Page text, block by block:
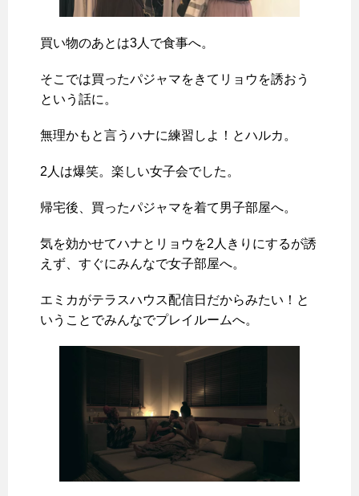
買い物のあとは3人で食事へ。
そこでは買ったパジャマをきてリョウを誘おう
という話に。
無理かもと言うハナに練習しよ！とハルカ。
2人は爆笑。楽しい女子会でした。
帰宅後、買ったパジャマを着て男子部屋へ。
気を効かせてハナとリョウを2人きりにするが誘
えず、すぐにみんなで女子部屋へ。
エミカがテラスハウス配信日だからみたい！と
いうことでみんなでプレイルームへ。